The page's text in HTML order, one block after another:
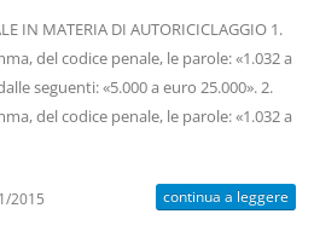
IN MATERIA DI AUTORICICLAGGIO 1.
del codice penale, le parole: «1.032 a
seguenti: «5.000 a euro 25.000». 2.
del codice penale, le parole: «1.032 a
2015 continua a leggere